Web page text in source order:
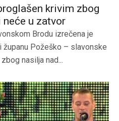
krivim zbog
neće u zatvor
Brodu izrečena je
Požeško – slavonske
nasilja nad...